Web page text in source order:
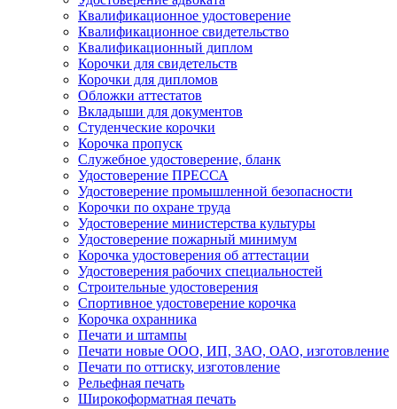
Квалификационное удостоверение
Квалификационное свидетельство
Квалификационный диплом
Корочки для свидетельств
Корочки для дипломов
Обложки аттестатов
Вкладыши для документов
Студенческие корочки
Корочка пропуск
Служебное удостоверение, бланк
Удостоверение ПРЕССА
Удостоверение промышленной безопасности
Корочки по охране труда
Удостоверение министерства культуры
Удостоверение пожарный минимум
Корочка удостоверения об аттестации
Удостоверения рабочих специальностей
Строительные удостоверения
Спортивное удостоверение корочка
Корочка охранника
Печати и штампы
Печати новые ООО, ИП, ЗАО, ОАО, изготовление
Печати по оттиску, изготовление
Рельефная печать
Широкоформатная печать